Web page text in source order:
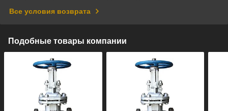
Все условия возврата
Подобные товары компании